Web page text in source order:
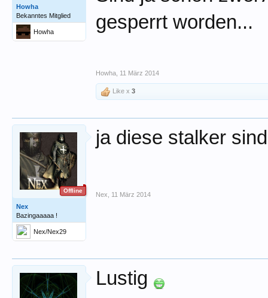
Howha
Bekanntes Mitglied
Howha
gesperrt worden...
Howha 11 März 2014
Like x 3
Offline
Nex
Bazingaaaaa !
Nex/Nex29
ja diese stalker
Nex 11 März 2014
Lustig